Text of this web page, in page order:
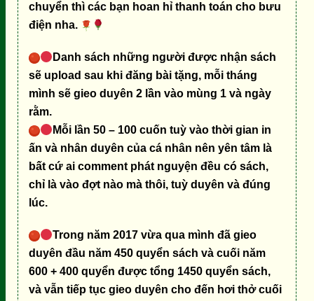
chuyển thì các bạn hoan hỉ thanh toán cho bưu
điện nha.
Danh sách những người được nhận sách
sẽ upload sau khi đăng bài tặng, mỗi tháng
mình sẽ gieo duyên 2 lần vào mùng 1 và ngày
rằm.
Mỗi lần 50 – 100 cuốn tuỳ vào thời gian in
ấn và nhân duyên của cá nhân nên yên tâm là
bất cứ ai comment phát nguyện đều có sách,
chỉ là vào đợt nào mà thôi, tuỳ duyên và đúng
lúc.
Trong năm 2017 vừa qua mình đã gieo
duyên đầu năm 450 quyển sách và cuối năm
600 + 400 quyển được tổng 1450 quyển sách,
và vẫn tiếp tục gieo duyên cho đến hơi thở cuối